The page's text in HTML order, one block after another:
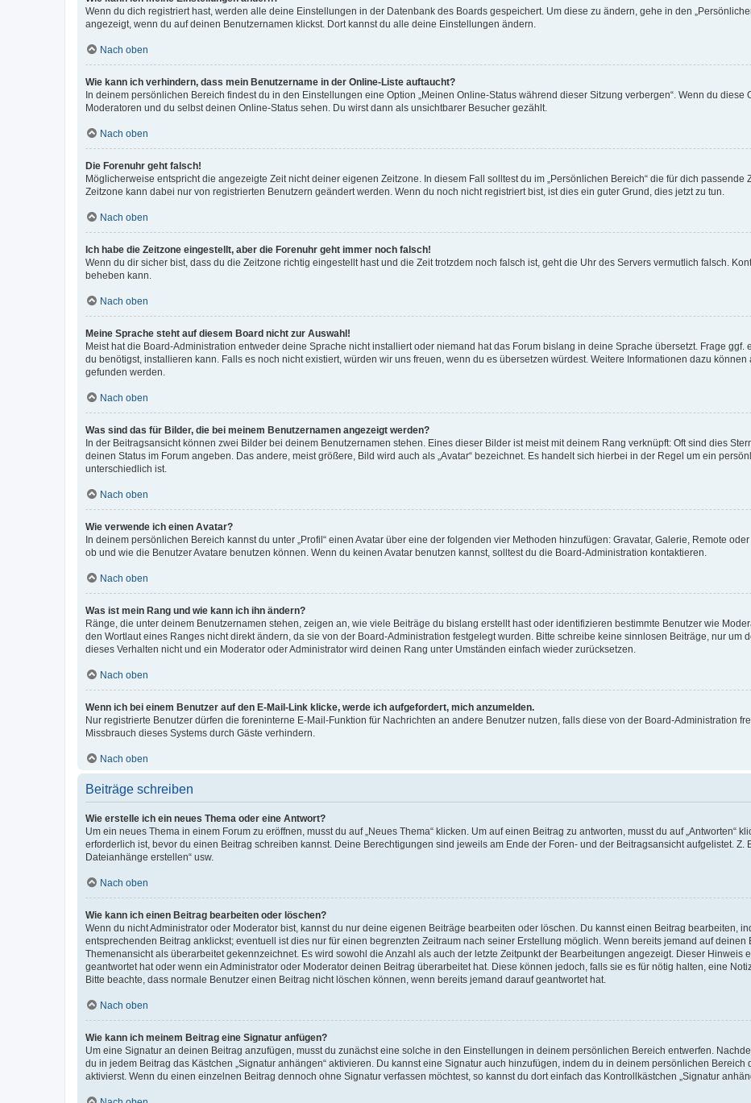
Wenn du dich registriert hast, werden alle deine Einstellungen in der Datenbank des Boards gespeichert. Um diese zu ändern, gehe in den
angezeigt, wenn du auf deinen Benutzernamen klickst. Dort kannst du alle deine Einstellungen ändern.
Nach oben
Wie kann ich verhindern, dass mein Benutzername in der Online-Liste auftaucht?
In deinem persönlichen Bereich findest du in den Einstellungen eine Option „Meinen Online-Status während dieser Sitzung verbergen“. Wenn du
Moderatoren und du selbst deinen Online-Status sehen. Du wirst dann als unsichtbarer Besucher gezählt.
Nach oben
Die Forenuhr geht falsch!
Möglicherweise entspricht die angezeigte Zeit nicht deiner eigenen Zeitzone. In diesem Fall solltest du im „Persönlichen Bereich“ die für dich passende
Zeitzone kann dabei nur von registrierten Benutzern geändert werden. Wenn du noch nicht registriert bist, ist dies ein guter Grund, dies jetzt zu tun.
Nach oben
Ich habe die Zeitzone eingestellt, aber die Forenuhr geht immer noch falsch!
Wenn du dir sicher bist, dass du die Zeitzone richtig eingestellt hast und die Zeit trotzdem noch falsch ist, geht die Uhr des Servers vermutlich falsch.
beheben kann.
Nach oben
Meine Sprache steht auf diesem Board nicht zur Auswahl!
Meist hat die Board-Administration entweder deine Sprache nicht installiert oder niemand hat das Forum bislang in deine Sprache übersetzt. Frage
du benötigst, installieren kann. Falls es noch nicht existiert, würden wir uns freuen, wenn du es übersetzen würdest. Weitere Informationen dazu können
gefunden werden.
Nach oben
Was sind das für Bilder, die bei meinem Benutzernamen angezeigt werden?
In der Beitragsansicht können zwei Bilder bei deinem Benutzernamen stehen. Eines dieser Bilder ist meist mit deinem Rang verknüpft: Oft sind dies
deinen Status im Forum angeben. Das andere, meist größere, Bild wird auch als „Avatar“ bezeichnet. Es handelt sich hierbei in der Regel um ein
unterschiedlich ist.
Nach oben
Wie verwende ich einen Avatar?
In deinem persönlichen Bereich kannst du unter „Profil“ einen Avatar über eine der folgenden vier Methoden hinzufügen: Gravatar, Galerie, Remote
ob und wie die Benutzer Avatare benutzen können. Wenn du keinen Avatar benutzen kannst, solltest du die Board-Administration kontaktieren.
Nach oben
Was ist mein Rang und wie kann ich ihn ändern?
Ränge, die unter deinem Benutzernamen stehen, zeigen an, wie viele Beiträge du bislang erstellt hast oder identifizieren bestimmte Benutzer wie
den Wortlaut eines Ranges nicht direkt ändern, da sie von der Board-Administration festgelegt wurden. Bitte schreibe keine sinnlosen Beiträge, nur
dieses Verhalten nicht und ein Moderator oder Administrator wird deinen Rang unter Umständen einfach wieder zurücksetzen.
Nach oben
Wenn ich bei einem Benutzer auf den E-Mail-Link klicke, werde ich aufgefordert, mich anzumelden.
Nur registrierte Benutzer dürfen die foreninterne E-Mail-Funktion für Nachrichten an andere Benutzer nutzen, falls diese von der Board-Administration
Missbrauch dieses Systems durch Gäste verhindern.
Nach oben
Beiträge schreiben
Wie erstelle ich ein neues Thema oder eine Antwort?
Um ein neues Thema in einem Forum zu eröffnen, musst du auf „Neues Thema“ klicken. Um auf einen Beitrag zu antworten, musst du auf „Antworten“
erforderlich ist, bevor du einen Beitrag schreiben kannst. Deine Berechtigungen sind jeweils am Ende der Foren- und der Beitragsansicht aufgelistet. Z.
Dateianhänge erstellen“ usw.
Nach oben
Wie kann ich einen Beitrag bearbeiten oder löschen?
Wenn du nicht Administrator oder Moderator bist, kannst du nur deine eigenen Beiträge bearbeiten oder löschen. Du kannst einen Beitrag bearbeiten,
entsprechenden Beitrag anklickst; eventuell ist dies nur für einen begrenzten Zeitraum nach seiner Erstellung möglich. Wenn bereits jemand auf
Themenansicht als überarbeitet gekennzeichnet. Es wird sowohl die Anzahl als auch der letzte Zeitpunkt der Bearbeitungen angezeigt. Dieser Hinweis
geantwortet hat oder wenn ein Administrator oder Moderator deinen Beitrag überarbeitet hat. Diese können jedoch, falls sie es für nötig halten, eine
Bitte beachte, dass normale Benutzer einen Beitrag nicht löschen können, wenn bereits jemand darauf geantwortet hat.
Nach oben
Wie kann ich meinem Beitrag eine Signatur anfügen?
Um eine Signatur an deinen Beitrag anzufügen, musst du zunächst eine solche in den Einstellungen in deinem persönlichen Bereich entwerfen.
du in jedem Beitrag das Kästchen „Signatur anhängen“ aktivieren. Du kannst eine Signatur auch hinzufügen, indem du in deinem persönlichen
aktivierst. Wenn du einen einzelnen Beitrag dennoch ohne Signatur verfassen möchtest, so kannst du dort einfach das Kontrollkästchen „Signatur